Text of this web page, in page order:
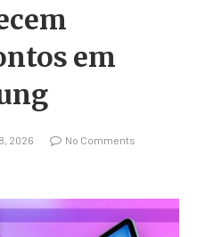
em
2026 No Comments